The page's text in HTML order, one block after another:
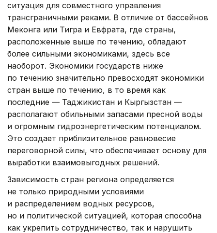
ситуация для совместного управления
трансграничными реками. В отличие от бассейнов
Меконга или Тигра и Евфрата, где страны,
расположенные выше по течению, обладают
более сильными экономиками, здесь все
наоборот. Экономики государств ниже
по течению значительно превосходят экономики
стран выше по течению, в то время как
последние — Таджикистан и Кыргызстан —
располагают обильными запасами пресной воды
и огромным гидроэнергетическим потенциалом.
Это создает приблизительное равновесие
переговорной силы, что обеспечивает основу для
выработки взаимовыгодных решений.
Зависимость стран региона определяется
не только природными условиями
и распределением водных ресурсов,
но и политической ситуацией, которая способна
как укрепить сотрудничество, так и нарушить